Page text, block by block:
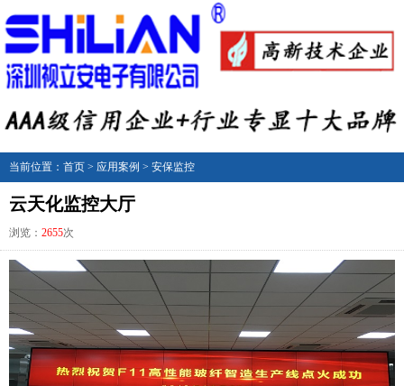
当前位置： 首页 > 应用案例 > 安保监控
云天化监控大厅
浏览： 2655次